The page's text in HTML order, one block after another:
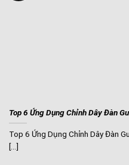
Top 6 Ứng Dụng Chỉnh Dây Đàn
Top 6 Ứng Dụng Chỉnh Dây Đàn
[...]